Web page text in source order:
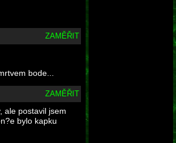
ZAMĚŘIT
bode...
ZAMĚŘIT
ale postavil jsem
bylo kapku